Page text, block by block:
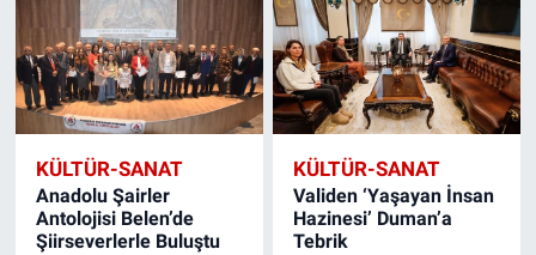
KÜLTÜR-SANAT
Anadolu Şairler
Antolojisi Belen’de
Şiirseverlerle Buluştu
KÜLTÜR-SANAT
Validen ‘Yaşayan İnsan
Hazinesi’ Duman’a
Tebrik